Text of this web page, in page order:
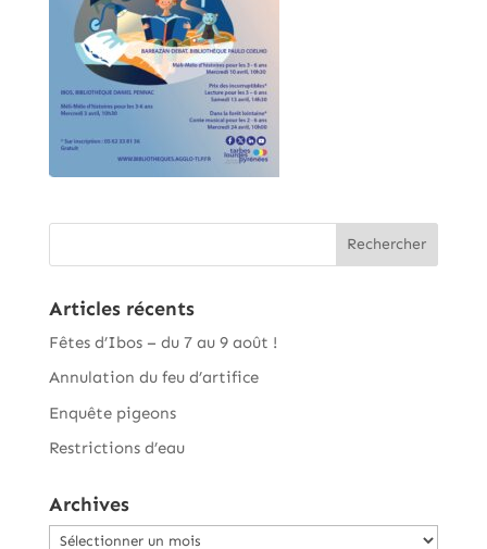
Articles récents
Fêtes d’Ibos – du 7 au 9 août !
Annulation du feu d’artifice
Enquête pigeons
Restrictions d’eau
Archives
Archives